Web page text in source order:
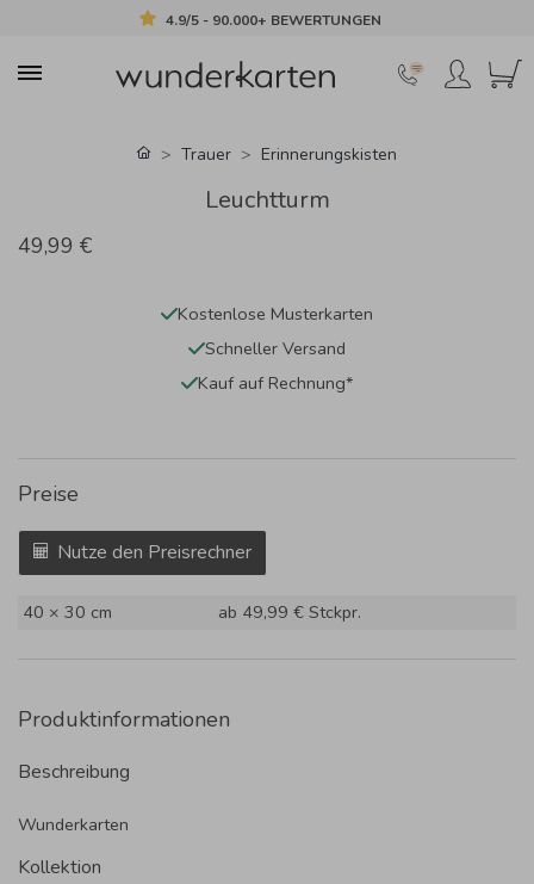
4.9/5 - 90.000+ BEWERTUNGEN
Trauer Erinnerungskisten
Leuchtturm
49,99 €
Kostenlose Musterkarten
Schneller Versand
Kauf auf Rechnung*
Preise
Nutze den Preisrechner
40 × 30 cm ab 49,99 € Stckpr.
Produktinformationen
Beschreibung
Wunderkarten
Kollektion